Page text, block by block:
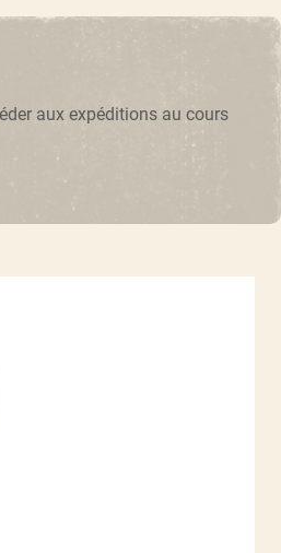
aux expéditions au cours